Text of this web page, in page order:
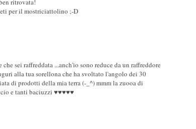
ritrovata!
per il mostriciattolino ;-D
sei raffreddata ...anch'io sono reduce da un raffreddore
alla tua sorellona che ha svoltato l'angolo dei 30
di prodotti della mia terra (-_^) mmm la zuooa di
e tanti baciuzzi ♥♥♥♥♥